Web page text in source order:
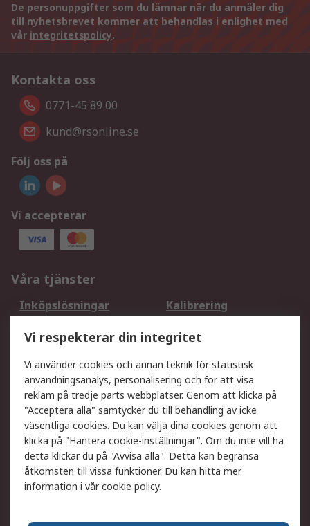
De personuppgifter som du lämnar när du anmäler dig
till nyhetsbrevet kommer att behandlas i enlighet med
vår integritetspolicy.
Kontakta oss
0771-45 89 00
kund@rsonline.se
Följ oss på
Vi accepterar
Våra tjänster
Inköpslösningar
Kalibrering
DesignSpark
Teknisk Support
Ditt lokala säljteam
Exportlösningar
Support
Få hjälp
Retur av varor
Leverans
Spåra din order
Begär en fakturakopi
Fördelar med RS-konto
Betalningsalternativ
Vi respekterar din integritet
Vi använder cookies och annan teknik för statistisk
användningsanalys, personalisering och för att visa
reklam på tredje parts webbplatser. Genom att klicka på
"Acceptera alla" samtycker du till behandling av icke
väsentliga cookies. Du kan välja dina cookies genom att
klicka på "Hantera cookie-inställningar". Om du inte vill ha
detta klickar du på "Avvisa alla". Detta kan begränsa
åtkomsten till vissa funktioner. Du kan hitta mer
information i vårcookie policy.